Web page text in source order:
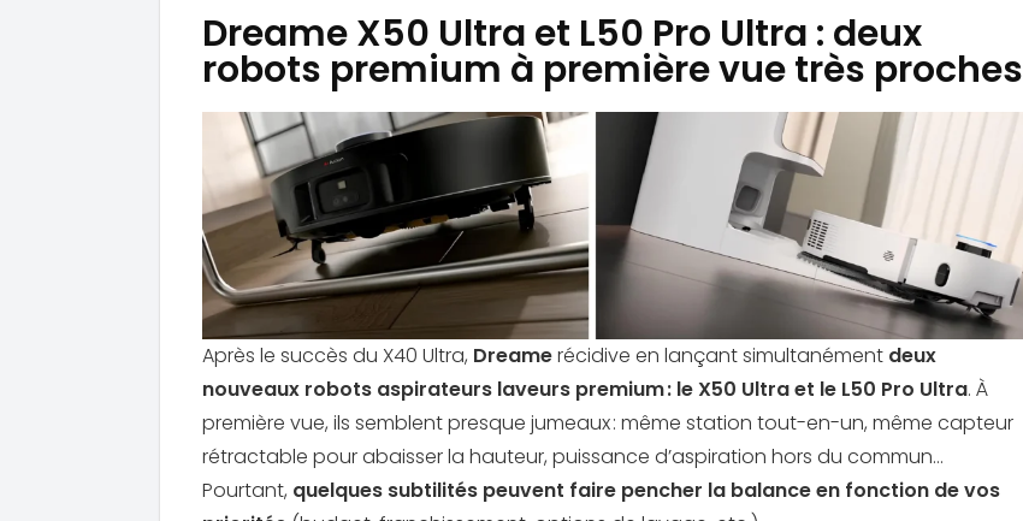
Dreame X50 Ultra et L50 Pro Ultra : deux
robots premium à première vue très proches
Après le succès du X40 Ultra, Dreamerécidive en lançant simultanément deux
nouveaux robots aspirateurs laveurs premium : le X50 Ultra et le L50 Pro Ultra. À
première vue, ils semblent presque jumeaux : même station tout-en-un, même capteur
rétractable pour abaisser la hauteur, puissance d’aspiration hors du commun…
Pourtant, quelques subtilités peuvent faire pencher la balance en fonction de vos